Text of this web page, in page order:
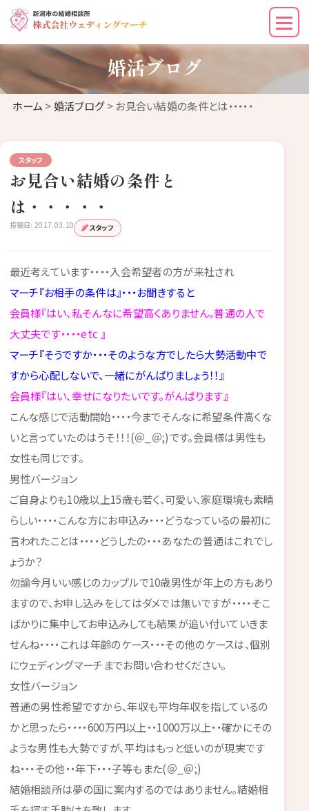
婚活ブログ
ホーム >婚活ブログ> お見合い結婚の条件とは・・・・・
スタッフ
お見合い結婚の条件と
は・・・・・
投稿日: 2017.03.10 スタッフ
最近考えています・・・・入会希望者の方が来社され
マーチ『お相手の条件は』・・・お聞きすると
会員様『はい、私そんなに希望高くありません。普通の人で
大丈夫です・・・・etc 』
マーチ『そうですか・・・そのような方でしたら大勢活動中で
すから心配しないで、一緒にがんばりましょう！！』
会員様『はい、幸せになりたいです。がんばります』
こんな感じで活動開始・・・・今までそんなに希望条件高くな
いと言っていたのはうそ！！！(＠_＠;)です。会員様は男性も
女性も同じです。
男性バージョン
ご自身よりも10歳以上15歳も若く、可愛い、家庭環境も素晴
らしい・・・・こんな方にお申込み・・・どうなっているの最初に
言われたことは・・・・どうしたの・・・あなたの普通はこれでし
ょうか？
勿論今月いい感じのカップルで10歳男性が年上の方もあり
ますので、お申し込みをしてはダメでは無いですが・・・・そこ
ばかりに集中してお申込みしても結果が追い付いていきま
せんね・・・・これは年齢のケース・・・その他のケースは、個別
にウェディングマーチまでお問い合わせください。
女性バージョン
普通の男性希望ですから、年収も平均年収を指しているの
かと思ったら・・・・600万円以上・・1000万以上・・確かにその
ような男性も大勢ですが、平均はもっと低いのが現実です
ね・・・その他・・年下・・・子等もまた(＠_＠;)
結婚相談所は夢の国に案内するのではありません。結婚相